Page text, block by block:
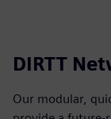
DIRTT
Our modular,